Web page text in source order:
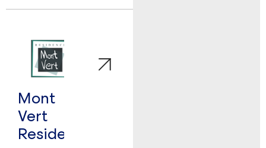
Mont
Vert
Residence